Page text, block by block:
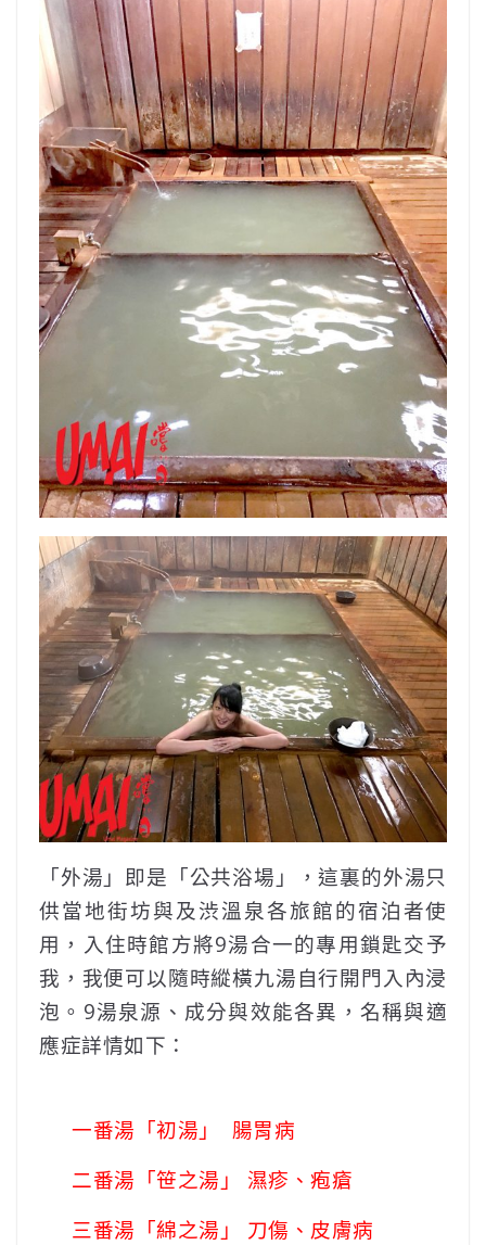
「外湯」即是「公共浴場」，這裏的外湯只
供當地街坊與及渋溫泉各旅館的宿泊者使
用，入住時館方將9湯合一的專用鎖匙交予
我，我便可以隨時縱橫九湯自行開門入內浸
泡。9湯泉源、成分與效能各異，名稱與適
應症詳情如下：
一番湯「初湯」
腸胃病
二番湯「笹之湯」 濕疹、疱瘡
三番湯「綿之湯」 刀傷、皮膚病